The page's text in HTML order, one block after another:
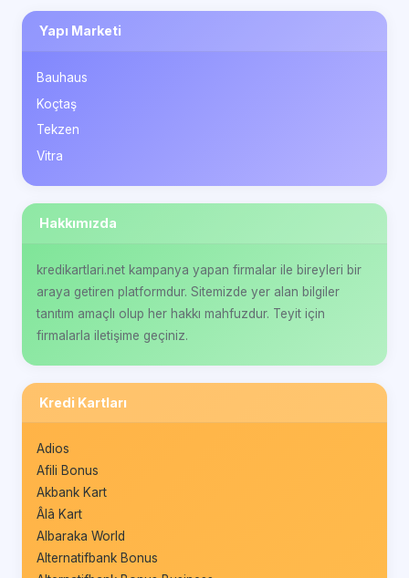
Yapı Marketi
Bauhaus
Koçtaş
Tekzen
Vitra
Hakkımızda
kredikartlari.net kampanya yapan firmalar ile bireyleri bir
araya getiren platformdur. Sitemizde yer alan bilgiler
tanıtım amaçlı olup her hakkı mahfuzdur. Teyit için
firmalarla iletişime geçiniz.
Kredi Kartları
Adios
Afili Bonus
Akbank Kart
Âlâ Kart
Albaraka World
Alternatifbank Bonus